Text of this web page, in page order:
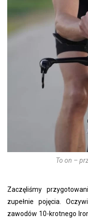
To on –
Zaczęliśmy
zupełnie pojęcia.
zawodów 10-krotnego